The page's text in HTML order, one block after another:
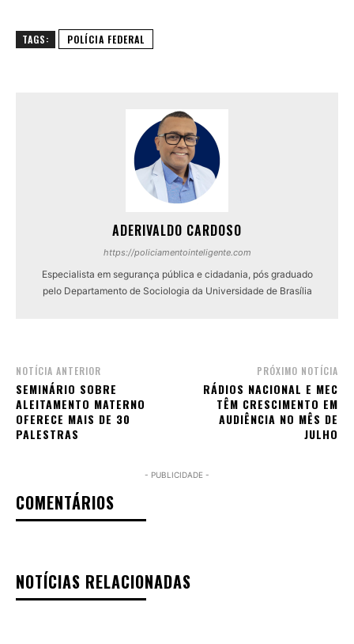
TAGS: POLÍCIA FEDERAL
ADERIVALDO CARDOSO
https://policiamentointeligente.com
Especialista em segurança pública e cidadania, pós graduado
pelo Departamento de Sociologia da Universidade de Brasília
NOTÍCIA ANTERIOR
SEMINÁRIO SOBRE
ALEITAMENTO MATERNO
OFERECE MAIS DE 30
PALESTRAS
PRÓXIMO NOTÍCIA
RÁDIOS NACIONAL E MEC
TÊM CRESCIMENTO EM
AUDIÊNCIA NO MÊS DE
JULHO
- PUBLICIDADE -
COMENTÁRIOS
NOTÍCIAS RELACIONADAS